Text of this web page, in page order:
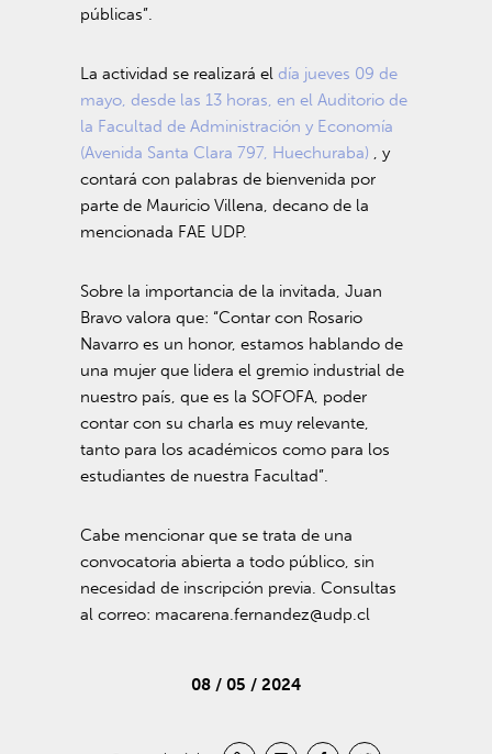
públicas”.
La actividad se realizará eldía jueves 09 de
mayo, desde las 13 horas, en el Auditorio de
la Facultad de Administración y Economía
(Avenida Santa Clara 797, Huechuraba) , y
contará con palabras de bienvenida por
parte de Mauricio Villena, decano de la
mencionada FAE UDP.
Sobre la importancia de la invitada, Juan
Bravo valora que: “Contar con Rosario
Navarro es un honor, estamos hablando de
una mujer que lidera el gremio industrial de
nuestro país, que es la SOFOFA, poder
contar con su charla es muy relevante,
tanto para los académicos como para los
estudiantes de nuestra Facultad”.
Cabe mencionar que se trata de una
convocatoria abierta a todo público, sin
necesidad de inscripción previa. Consultas
al correo: macarena.fernandez@udp.cl
08 / 05 / 2024